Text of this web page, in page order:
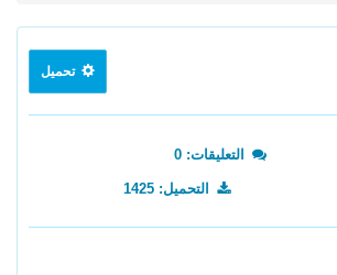
تحميل
التعليقات: 0
التحميل: 1425